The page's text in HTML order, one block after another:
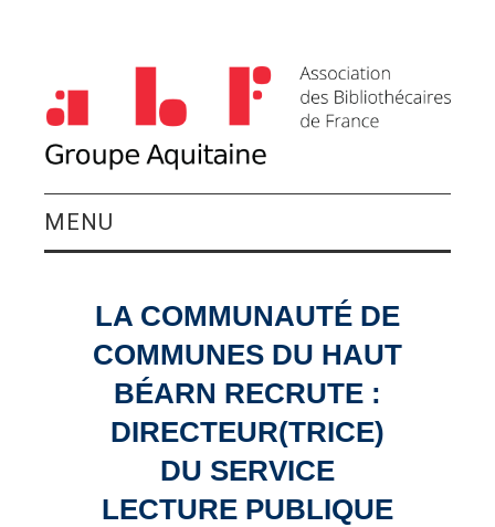
MENU
ACTIVITÉS DU
GROUPE
AGENDA
VEILLE PRO
LA COMMUNAUTÉ DE
COMMUNES DU HAUT
BÉARN RECRUTE :
DIRECTEUR(TRICE)
DU SERVICE
LECTURE PUBLIQUE